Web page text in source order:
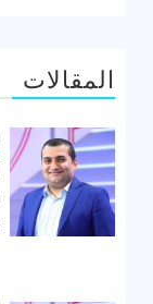
المقالات